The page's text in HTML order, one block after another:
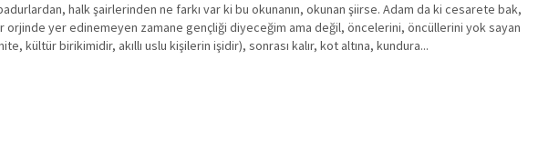
halk şairlerinden ne farkı var ki bu okunanın, okunan şiirse. Adam da ki cesarete bak,
orjinde yer edinemeyen zamane gençliği diyeceğim ama değil, öncelerini, öncüllerini yok sayan
kültür birikimidir, akıllı uslu kişilerin işidir), sonrası kalır, kot altına, kundura...